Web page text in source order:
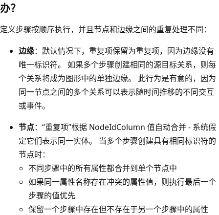
办？
定义步骤按顺序执行，并且节点和边缘之间的重复处理不同：
边缘：默认情况下，重复项保留为重复项，因为边缘没有
唯一标识符。 如果多个步骤创建相同的源目标关系，则每
个关系将成为图形中的单独边缘。 此行为是有意的，因为
同一节点之间的多个关系可以表示随时间推移的不同交互
或事件。
节点：“重复项”根据 NodeIdColumn 值自动合并 - 系统假
定它们表示同一实体。 当多个步骤创建具有相同标识符的
节点时：
不同步骤中的所有属性都合并到单个节点中
如果同一属性名称存在冲突的属性值，则执行最后一个
步骤的值优先
保留一个步骤中存在但不存在于另一个步骤中的属性